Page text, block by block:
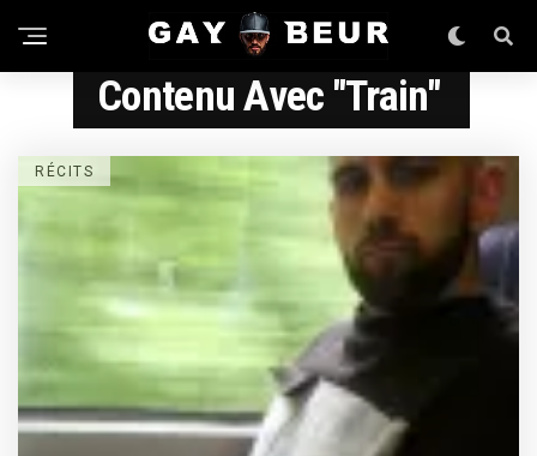
Contenu Avec "train"
RÉCITS